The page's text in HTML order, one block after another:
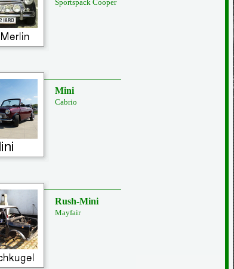
Sportspack Cooper
Mini
Cabrio
Rush-Mini
Mayfair